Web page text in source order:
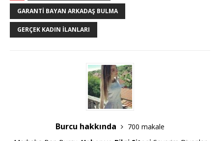
GARANTI BAYAN ARKADAŞ BULMA
GERÇEK KADIN İLANLARI
Burcu hakkında
700 makale